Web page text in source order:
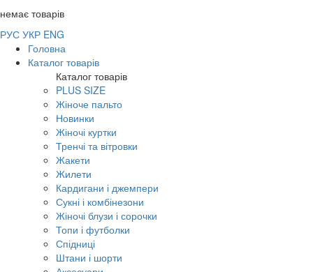
немає товарів
РУС УКР ENG
Головна
Каталог товарів
Каталог товарів
PLUS SIZE
Жіноче пальто
Новинки
Жіночі куртки
Тренчі та вітровки
Жакети
Жилети
Кардигани і джемпери
Сукні і комбінезони
Жіночі блузи і сорочки
Топи і футболки
Спідниці
Штани і шорти